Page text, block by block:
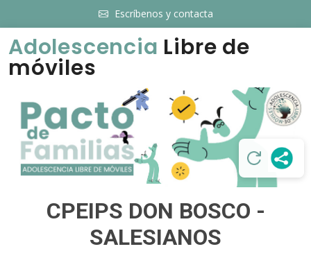
Escríbenos y contacta
Adolescencia Libre de
móviles
CPEIPS DON BOSCO -
SALESIANOS